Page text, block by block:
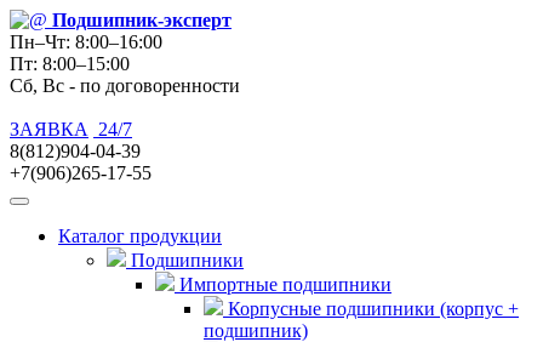
Подшипник-эксперт
Пн–Чт: 8:00–16:00
Пт: 8:00–15:00
Сб, Вс - по договоренности
ЗАЯВКА
24/7
8(812)904-04-39
+7(906)265-17-55
Каталог продукции
Подшипники
Импортные подшипники
Корпусные подшипники (корпус +
подшипник)